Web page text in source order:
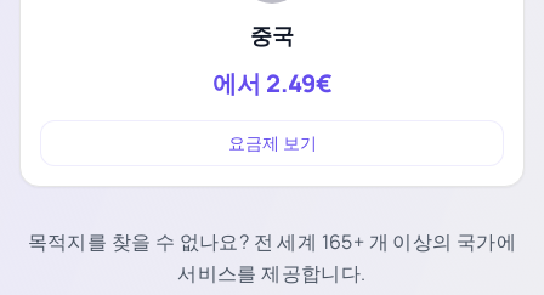
중국
에서 2.49€
요금제 보기
목적지를 찾을 수 없나요? 전 세계 165+ 개 이상의 국가에
서비스를 제공합니다.